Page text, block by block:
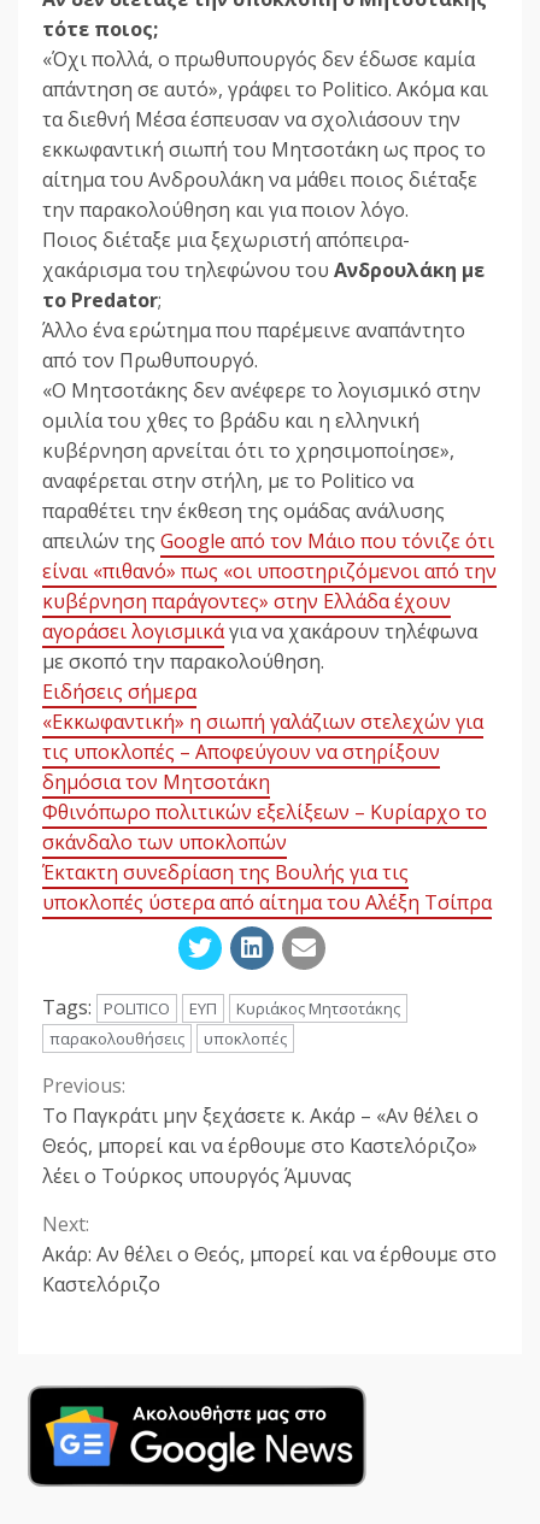
τότε ποιος;
«Όχι πολλά, ο πρωθυπουργός δεν έδωσε καμία
απάντηση σε αυτό», γράφει το Politico. Ακόμα και
τα διεθνή Μέσα έσπευσαν να σχολιάσουν την
εκκωφαντική σιωπή του Μητσοτάκη ως προς το
αίτημα του Ανδρουλάκη να μάθει ποιος διέταξε
την παρακολούθηση και για ποιον λόγο.
Ποιος διέταξε μια ξεχωριστή απόπειρα-
χακάρισμα του τηλεφώνου του Ανδρουλάκη με
το Predator;
Άλλο ένα ερώτημα που παρέμεινε αναπάντητο
από τον Πρωθυπουργό.
«Ο Μητσοτάκης δεν ανέφερε το λογισμικό στην
ομιλία του χθες το βράδυ και η ελληνική
κυβέρνηση αρνείται ότι το χρησιμοποίησε»,
αναφέρεται στην στήλη, με το Politico να
παραθέτει την έκθεση της ομάδας ανάλυσης
απειλών της Google από τον Μάιο που τόνιζε ότι
είναι «πιθανό» πως «οι υποστηριζόμενοι από την
κυβέρνηση παράγοντες» στην Ελλάδα έχουν
αγοράσει λογισμικάγια να χακάρουν τηλέφωνα
με σκοπό την παρακολούθηση.
Ειδήσεις σήμερα
«Εκκωφαντική» η σιωπή γαλάζιων στελεχών για
τις υποκλοπές – Αποφεύγουν να στηρίξουν
δημόσια τον Μητσοτάκη
Φθινόπωρο πολιτικών εξελίξεων – Κυρίαρχο το
σκάνδαλο των υποκλοπών
Έκτακτη συνεδρίαση της Βουλής για τις
υποκλοπές ύστερα από αίτημα του Αλέξη Τσίπρα
Tags: POLITICO ΕΥΠ
Κυριάκος Μητσοτάκης
παρακολουθήσεις
υποκλοπές
Continue
Reading
Previous:
Το Παγκράτι μην ξεχάσετε κ. Ακάρ – «Αν θέλει ο
Θεός, μπορεί και να έρθουμε στο Καστελόριζο»
λέει ο Τούρκος υπουργός Άμυνας
Next:
Ακάρ: Αν θέλει ο Θεός, μπορεί και να έρθουμε στο
Καστελόριζο